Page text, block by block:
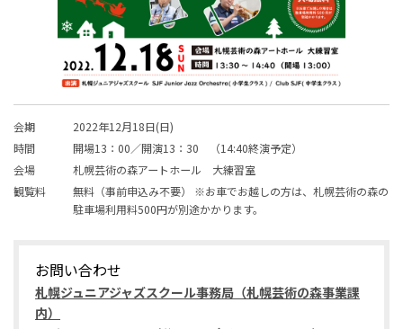
会期
2022年12月18日(日)
時間
開場13：00／開演13：30 （14:40終演予定）
会場
札幌芸術の森アートホール 大練習室
観覧料
無料（事前申込み不要） ※お車でお越しの方は、札幌芸術の森の
駐車場利用料500円が別途かかります。
お問い合わせ
札幌ジュニアジャズスクール事務局（札幌芸術の森事業課
内）